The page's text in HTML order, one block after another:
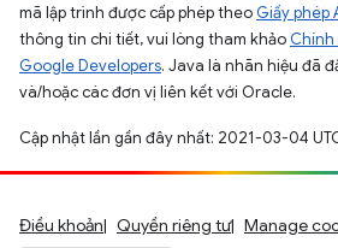
mã lập trình được cấp phép theo Giấy phép
thông tin chi tiết, vui lòng tham khảo Chính
Google Developers. Java là nhãn hiệu đã
và/hoặc các đơn vị liên kết với Oracle.
Cập nhật lần gần đây nhất: 2021-03-04
Điều khoản Quyền riêng tư Manage